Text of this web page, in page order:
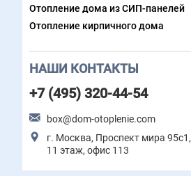
Отопление дома из СИП-панелей
Отопление кирпичного дома
НАШИ КОНТАКТЫ
+7 (495) 320-44-54
box@dom-otoplenie.com
г. Москва, Проспект мира 95с1,
11 этаж, офис 113